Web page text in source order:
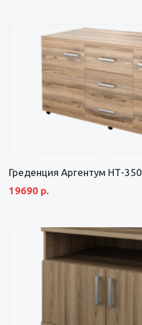
Греденция Аргентум НТ-350
19690 р.